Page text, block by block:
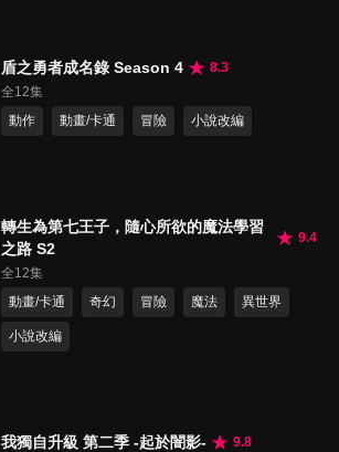
盾之勇者成名錄 Season 4
8.3
全12集
動作
動畫/卡通 冒險 小說改編
轉生為第七王子，隨心所欲的魔法學習
之路 S2
9.4
全12集
動畫/卡通
奇幻 冒險 魔法 異世界
小說改編
我獨自升級 第二季 -起於闇影-
9.8